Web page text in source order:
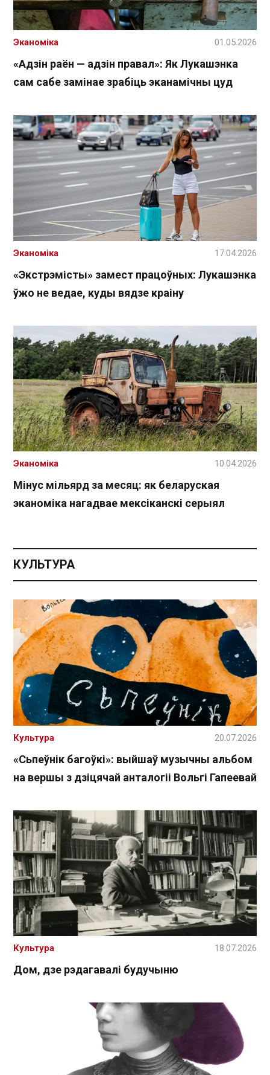
«Адзін раён — адзін правал»: Як Лукашэнка
сам сабе замінае зрабіць эканамічны цуд
Эканоміка 01.05.2026
«Экстрэмісты» замест працоўных: Лукашэнка
ўжо не ведае, куды вядзе краіну
Эканоміка 17.04.2026
Мінус мільярд за месяц: як беларуская
эканоміка нагадвае мексіканскі серыял
Эканоміка 10.04.2026
КУЛЬТУРА
«Сьпеўнік багоўкі»: выйшаў музычны альбом
на вершы з дзіцячай анталогіі Вольгі Гапеевай
Культура 20.07.2026
Дом, дзе рэдагавалі будучыню
Культура 18.07.2026